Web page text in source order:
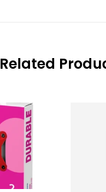
Related